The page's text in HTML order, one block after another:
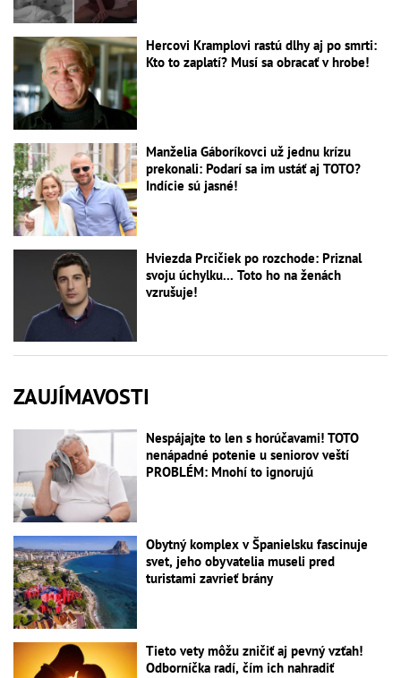
Hercovi Kramplovi rastú dlhy aj po smrti:
Kto to zaplatí? Musí sa obracať v hrobe!
Manželia Gáboríkovci už jednu krízu
prekonali: Podarí sa im ustáť aj TOTO?
Indície sú jasné!
Hviezda Prcičiek po rozchode: Priznal
svoju úchylku... Toto ho na ženách
vzrušuje!
ZAUJÍMAVOSTI
Nespájajte to len s horúčavami! TOTO
nenápadné potenie u seniorov veští
PROBLÉM: Mnohí to ignorujú
Obytný komplex v Španielsku fascinuje
svet, jeho obyvatelia museli pred
turistami zavrieť brány
Tieto vety môžu zničiť aj pevný vzťah!
Odborníčka radí, čím ich nahradiť